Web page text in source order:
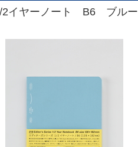
2イヤーノート B6 ブルー